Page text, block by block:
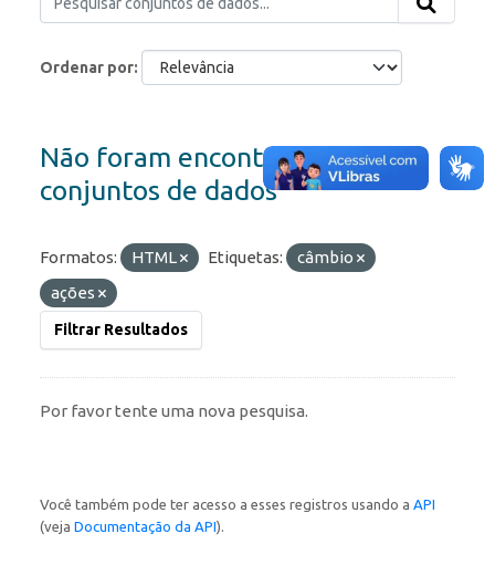
Ordenar por
Não foram encontrados
conjuntos de dados
Formatos: HTML Etiquetas:
câmbio
ações
Filtrar Resultados
Por favor tente uma nova pesquisa.
Você também pode ter acesso a esses registros usando a API
(veja Documentação da API).